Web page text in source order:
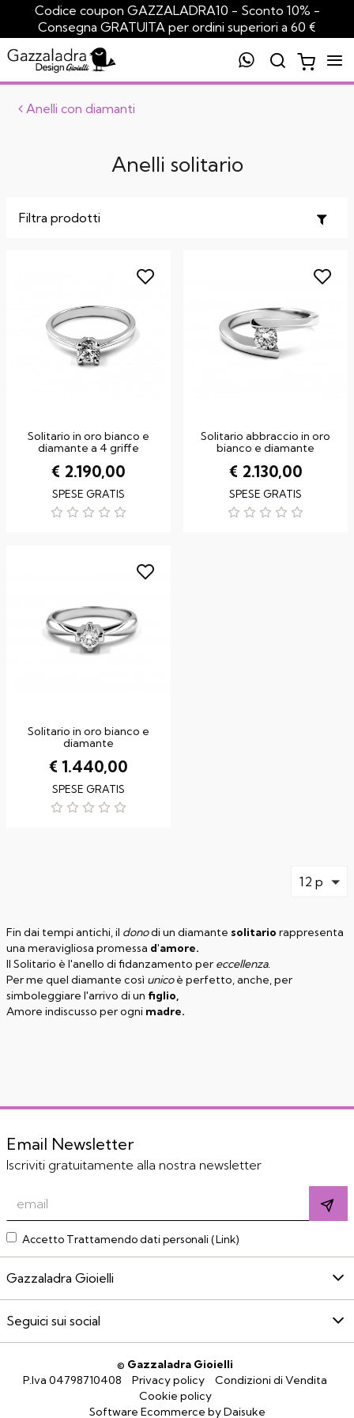
Codice coupon GAZZALADRA10 - Sconto 10% -
Consegna GRATUITA per ordini superiori a 60 €
Anelli con diamanti
Anelli solitario
Filtra prodotti
Solitario in oro bianco e
diamante a 4 griffe
€ 2.190,00
SPESE GRATIS
Solitario abbraccio in oro
bianco e diamante
€ 2.130,00
SPESE GRATIS
Solitario in oro bianco e
diamante
€ 1.440,00
SPESE GRATIS
12 p
Fin dai tempi antichi, il donodi un diamante solitario rappresenta
una meravigliosa promessa d'amore.
Il Solitario è l'anello di fidanzamento per eccellenza.
Per me quel diamante così unico è perfetto, anche, per
simboleggiare l'arrivo di un figlio,
Amore indiscusso per ogni madre.
Email Newsletter
Iscriviti gratuitamente alla nostra newsletter
Accetto Trattamendo dati personali (Link)
Gazzaladra Gioielli
Seguici sui social
© Gazzaladra Gioielli
P.Iva 04798710408
Privacy policy
Condizioni di Vendita
Cookie policy
Software Ecommerce by Daisuke